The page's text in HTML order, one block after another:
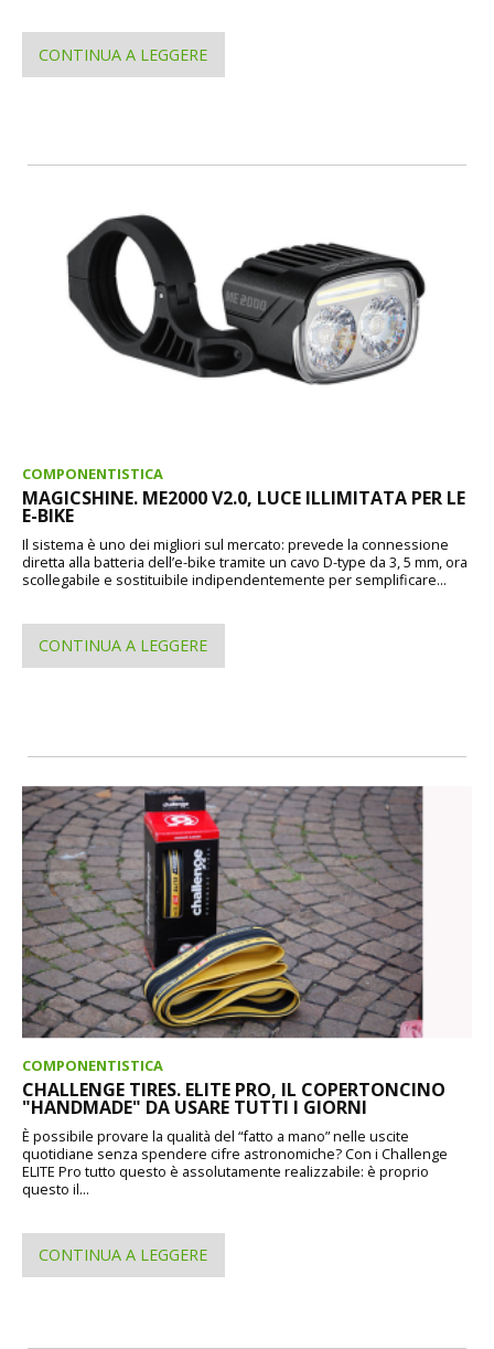
CONTINUA A LEGGERE
COMPONENTISTICA
MAGICSHINE. ME2000 V2.0, LUCE ILLIMITATA PER LE
E-BIKE
Il sistema è uno dei migliori sul mercato: prevede la connessione
diretta alla batteria dell’e-bike tramite un cavo D-type da 3, 5 mm, ora
scollegabile e sostituibile indipendentemente per semplificare...
CONTINUA A LEGGERE
COMPONENTISTICA
CHALLENGE TIRES. ELITE PRO, IL COPERTONCINO
"HANDMADE" DA USARE TUTTI I GIORNI
È possibile provare la qualità del “fatto a mano” nelle uscite
quotidiane senza spendere cifre astronomiche? Con i Challenge
ELITE Pro tutto questo è assolutamente realizzabile: è proprio
questo il...
CONTINUA A LEGGERE